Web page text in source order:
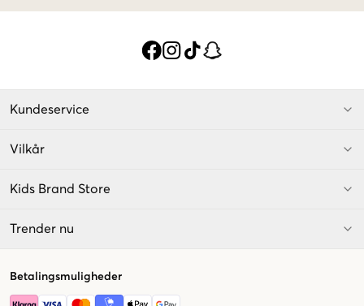
Kundeservice
Vilkår
Kids Brand Store
Trender nu
Betalingsmuligheder